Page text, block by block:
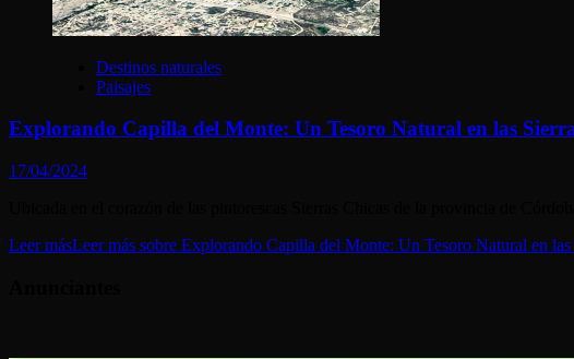
Destinos naturales
Paisajes
Explorando Capilla del Monte: Un Tesoro Natural en las
17/04/2024
Leer másLeer más sobre Explorando Capilla del Monte: Un Tesoro Natural en las